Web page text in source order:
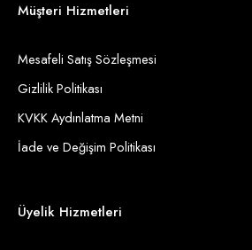
Müşteri Hizmetleri
Mesafeli Satış Sözleşmesi
Gizlilik Politikası
KVKK Aydınlatma Metni
İade ve Değişim Politikası
Üyelik Hizmetleri